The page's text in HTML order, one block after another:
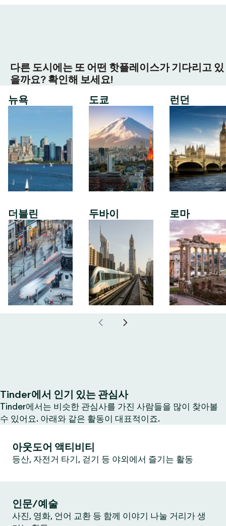
다른 도시에는 또 어떤 핫플레이스가 기다리고 있
을까요? 확인해 보세요!
뉴욕
더블린
도쿄
두바이
런던
로마
Tinder에서 인기 있는 관심사
Tinder에서는 비슷한 관심사를 가진 사람들을 많이 찾아볼
수 있어요. 아래와 같은 활동이 대표적이죠.
아웃도어 액티비티
등산, 자전거 타기, 걷기 등 야외에서 즐기는 활동
인문/예술
사진, 영화, 언어 교환 등 함께 이야기 나눌 거리가 생